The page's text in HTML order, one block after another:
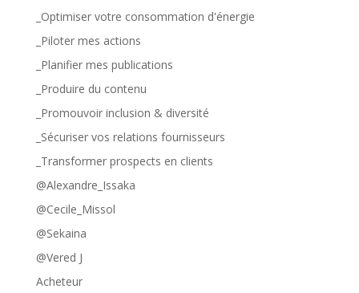
_Optimiser votre consommation d'énergie
_Piloter mes actions
_Planifier mes publications
_Produire du contenu
_Promouvoir inclusion & diversité
_Sécuriser vos relations fournisseurs
_Transformer prospects en clients
@Alexandre_Issaka
@Cecile_Missol
@Sekaina
@Vered J
Acheteur